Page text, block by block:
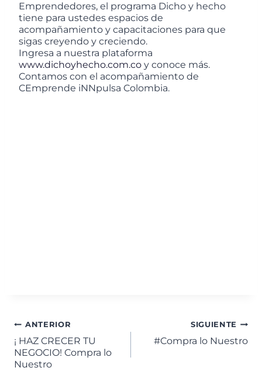
Emprendedores, el programa Dicho y hecho
tiene para ustedes espacios de
acompañamiento y capacitaciones para que
sigas creyendo y creciendo.
Ingresa a nuestra plataforma
www.dichoyhecho.com.co y conoce más.
Contamos con el acompañamiento de
CEmprende iNNpulsa Colombia.
ANTERIOR
¡ HAZ CRECER TU
NEGOCIO! Compra lo
Nuestro
SIGUIENTE
#Compra lo Nuestro